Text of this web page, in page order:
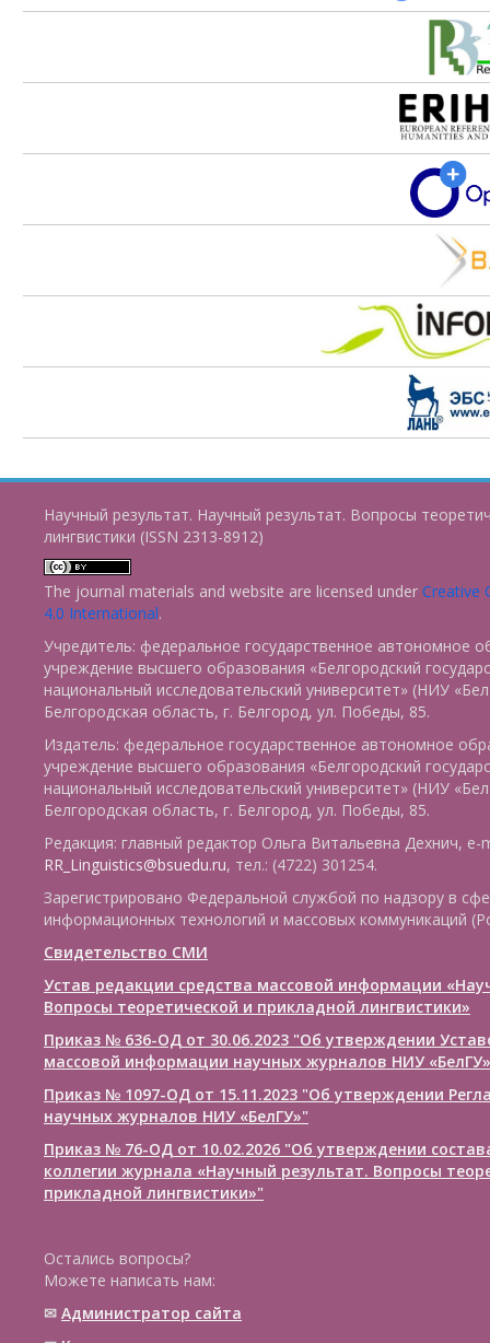
Научный результат. Научный результат. Вопросы
лингвистики (ISSN 2313-8912)
The journal materials and website are licensed under Creative
4.0 International.
Учредитель: федеральное государственное автономное
учреждение высшего образования «Белгородский
национальный исследовательский университет» (НИУ
Белгородская область, г. Белгород, ул. Победы, 85.
Издатель: федеральное государственное автономное
учреждение высшего образования «Белгородский
национальный исследовательский университет» (НИУ
Белгородская область, г. Белгород, ул. Победы, 85.
Редакция: главный редактор Ольга Витальевна Дехнич, e-
RR_Linguistics@bsuedu.ru, тел.: (4722) 301254.
Зарегистрировано Федеральной службой по надзору в
информационных технологий и массовых коммуникаций
Свидетельство СМИ
Устав редакции средства массовой информации
Вопросы теоретической и прикладной лингвистики»
Приказ № 636-ОД от 30.06.2023 "Об утверждении
массовой информации научных журналов НИУ «БелГУ»
Приказ № 1097-ОД от 15.11.2023 "Об утверждении
научных журналов НИУ «БелГУ»"
Приказ № 76-ОД от 10.02.2026 "Об утверждении
коллегии журнала «Научный результат. Вопросы
прикладной лингвистики»"
Остались вопросы?
Можете написать нам:
✉ Администратор сайта